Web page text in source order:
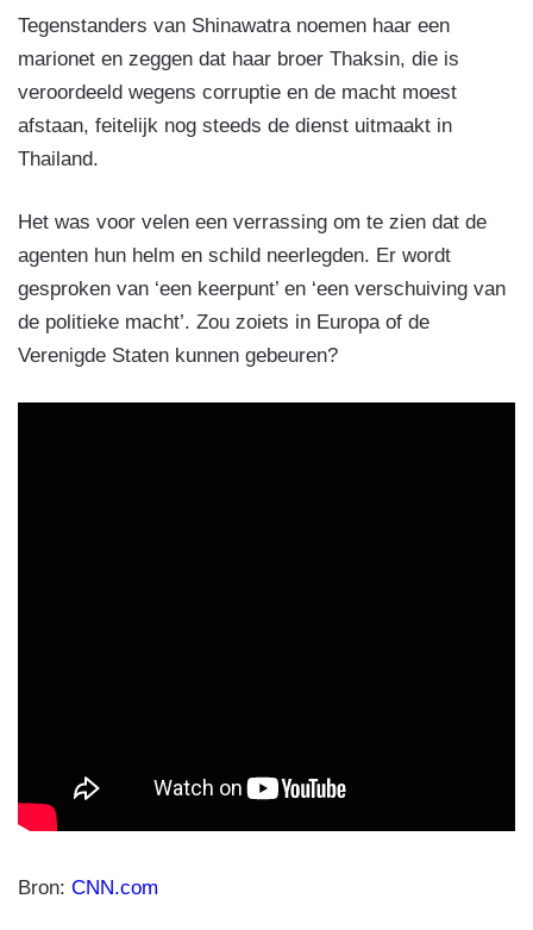
Tegenstanders van Shinawatra noemen haar een
marionet en zeggen dat haar broer Thaksin, die is
veroordeeld wegens corruptie en de macht moest
afstaan, feitelijk nog steeds de dienst uitmaakt in
Thailand.
Het was voor velen een verrassing om te zien dat de
agenten hun helm en schild neerlegden. Er wordt
gesproken van ‘een keerpunt’ en ‘een verschuiving van
de politieke macht’. Zou zoiets in Europa of de
Verenigde Staten kunnen gebeuren?
Bron: CNN.com